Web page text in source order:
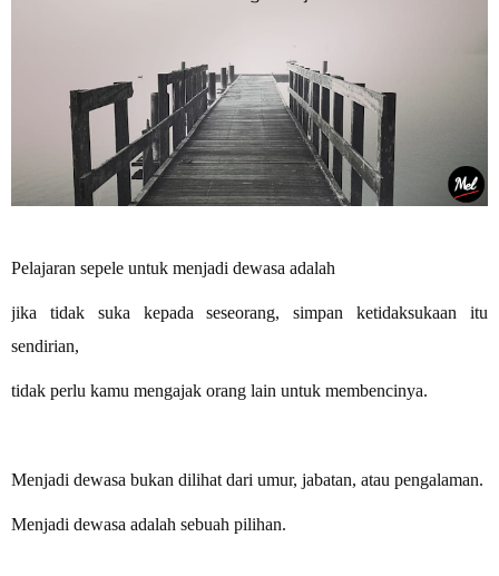
Pelajaran sepele untuk menjadi dewasa adalah
jika tidak suka kepada seseorang, simpan ketidaksukaan itu
sendirian,
tidak perlu kamu mengajak orang lain untuk membencinya.
Menjadi dewasa bukan dilihat dari umur, jabatan, atau pengalaman.
Menjadi dewasa adalah sebuah pilihan.